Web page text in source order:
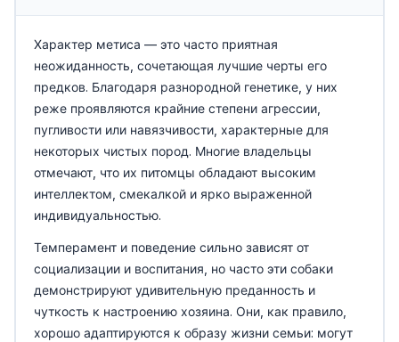
Характер метиса — это часто приятная
неожиданность, сочетающая лучшие черты его
предков. Благодаря разнородной генетике, у них
реже проявляются крайние степени агрессии,
пугливости или навязчивости, характерные для
некоторых чистых пород. Многие владельцы
отмечают, что их питомцы обладают высоким
интеллектом, смекалкой и ярко выраженной
индивидуальностью.
Темперамент и поведение сильно зависят от
социализации и воспитания, но часто эти собаки
демонстрируют удивительную преданность и
чуткость к настроению хозяина. Они, как правило,
хорошо адаптируются к образу жизни семьи: могут